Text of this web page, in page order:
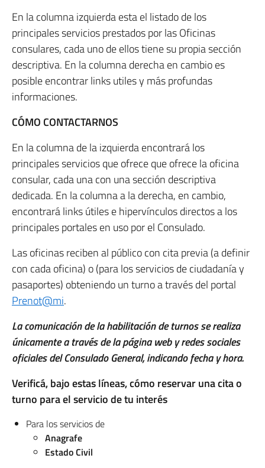
En la columna izquierda esta el listado de los
principales servicios prestados por las Oficinas
consulares, cada uno de ellos tiene su propia sección
descriptiva. En la columna derecha en cambio es
posible encontrar links utiles y más profundas
informaciones.
CÓMO CONTACTARNOS
En la columna de la izquierda encontrará los
principales servicios que ofrece que ofrece la oficina
consular, cada una con una sección descriptiva
dedicada. En la columna a la derecha, en cambio,
encontrará links útiles e hipervínculos directos a los
principales portales en uso por el Consulado.
Las oficinas reciben al público con cita previa (a definir
con cada oficina) o (para los servicios de ciudadanía y
pasaportes) obteniendo un turno a través del portal
Prenot@mi.
La comunicación de la habilitación de turnos se realiza
únicamente a través de la página web y redes sociales
oficiales del Consulado General, indicando fecha y hora.
Verificá, bajo estas líneas, cómo reservar una cita o
turno para el servicio de tu interés
Para los servicios de
Anagrafe
Estado Civil